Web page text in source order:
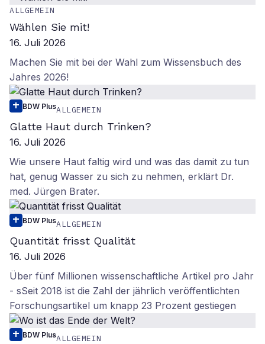
ALLGEMEIN
Wählen Sie mit!
16. Juli 2026
Machen Sie mit bei der Wahl zum Wissensbuch des
Jahres 2026!
BDW PlusALLGEMEIN
Glatte Haut durch Trinken?
16. Juli 2026
Wie unsere Haut faltig wird und was das damit zu tun
hat, genug Wasser zu sich zu nehmen, erklärt Dr.
med. Jürgen Brater.
BDW PlusALLGEMEIN
Quantität frisst Qualität
16. Juli 2026
Über fünf Millionen wissenschaftliche Artikel pro Jahr
- sSeit 2018 ist die Zahl der jährlich veröffentlichten
Forschungsartikel um knapp 23 Prozent gestiegen
BDW PlusALLGEMEIN